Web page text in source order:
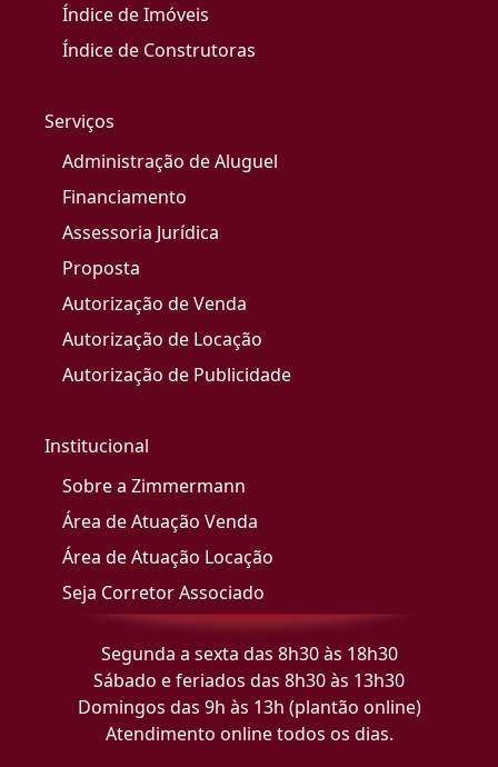
Índice de Imóveis
Índice de Construtoras
Serviços
Administração de Aluguel
Financiamento
Assessoria Jurídica
Proposta
Autorização de Venda
Autorização de Locação
Autorização de Publicidade
Institucional
Sobre a Zimmermann
Área de Atuação Venda
Área de Atuação Locação
Seja Corretor Associado
Segunda a sexta das 8h30 às 18h30
Sábado e feriados das 8h30 às 13h30
Domingos das 9h às 13h (plantão online)
Atendimento online todos os dias.